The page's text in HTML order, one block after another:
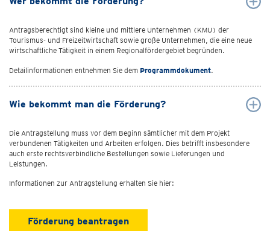
Antragsberechtigt sind kleine und mittlere Unternehmen (KMU) der
Tourismus- und Freizeitwirtschaft sowie große Unternehmen, die eine neue
wirtschaftliche Tätigkeit in einem Regionalfördergebiet begründen.
Detailinformationen entnehmen Sie dem Programmdokument.
Wie bekommt man die Förderung?
Die Antragstellung muss vor dem Beginn sämtlicher mit dem Projekt
verbundenen Tätigkeiten und Arbeiten erfolgen. Dies betrifft insbesondere
auch erste rechtsverbindliche Bestellungen sowie Lieferungen und
Leistungen.
Informationen zur Antragstellung erhalten Sie hier:
Förderung beantragen